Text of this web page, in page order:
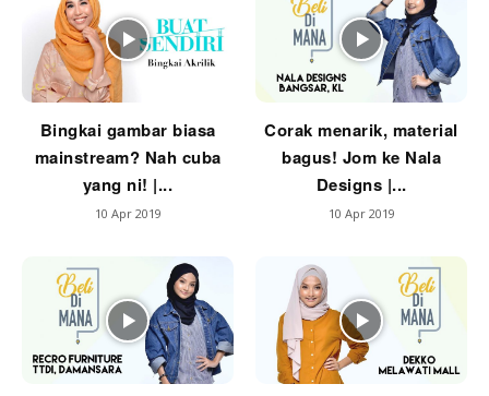
Hartanah
High Rise
Video
Beli Di Mana
Buat Sendiri
Ilham Impiana Inspirasi Selebriti
Impiana TV
Casa Impiana
Impiana MakeOver
Lahar Dekor
Bingkai gambar biasa
mainstream? Nah cuba
yang ni! |...
10 Apr 2019
Corak menarik, material
bagus! Jom ke Nala
Designs |...
10 Apr 2019